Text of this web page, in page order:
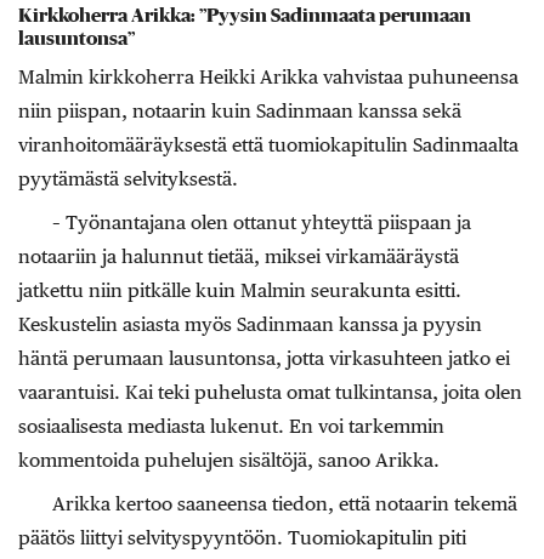
Kirkkoherra Arikka: ”Pyysin Sadinmaata perumaan
lausuntonsa”
Malmin kirkkoherra Heikki Arikka vahvistaa puhuneensa
niin piispan, notaarin kuin Sadinmaan kanssa sekä
viranhoitomääräyksestä että tuomiokapitulin Sadinmaalta
pyytämästä selvityksestä.
– Työnantajana olen ottanut yhteyttä piispaan ja
notaariin ja halunnut tietää, miksei virkamääräystä
jatkettu niin pitkälle kuin Malmin seurakunta esitti.
Keskustelin asiasta myös Sadinmaan kanssa ja pyysin
häntä perumaan lausuntonsa, jotta virkasuhteen jatko ei
vaarantuisi. Kai teki puhelusta omat tulkintansa, joita olen
sosiaalisesta mediasta lukenut. En voi tarkemmin
kommentoida puhelujen sisältöjä, sanoo Arikka.
Arikka kertoo saaneensa tiedon, että notaarin tekemä
päätös liittyi selvityspyyntöön. Tuomiokapitulin piti